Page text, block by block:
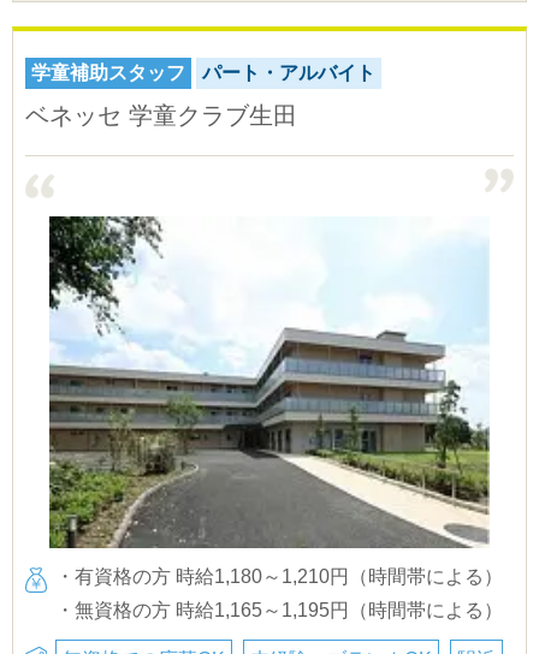
学童補助スタッフ パート・アルバイト
ベネッセ 学童クラブ生田
・有資格の方 時給1,180～1,210円（時間帯による）
・無資格の方 時給1,165～1,195円（時間帯による）